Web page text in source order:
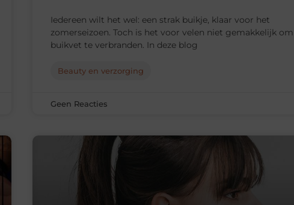
Iedereen wilt het wel: een strak buikje, klaar voor het
zomerseizoen. Toch is het voor velen niet gemakkelijk om
buikvet te verbranden. In deze blog
Beauty en verzorging
Geen Reacties